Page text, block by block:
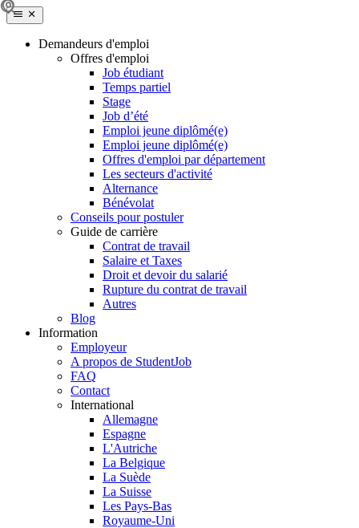
Demandeurs d'emploi
Offres d'emploi
Job étudiant
Temps partiel
Stage
Job d’été
Emploi jeune diplômé(e)
Emploi jeune diplômé(e)
Offres d'emploi par département
Les secteurs d'activité
Alternance
Bénévolat
Conseils pour postuler
Guide de carrière
Contrat de travail
Salaire et Taxes
Droit et devoir du salarié
Rupture du contrat de travail
Autres
Blog
Information
Employeur
A propos de StudentJob
FAQ
Contact
International
Allemagne
Espagne
L'Autriche
La Belgique
La Suède
La Suisse
Les Pays-Bas
Royaume-Uni